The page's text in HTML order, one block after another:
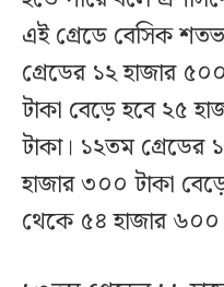
এই গ্রেডে বেসিক
গ্রেডের ১২ হাজার
টাকা বেড়ে হবে ২৫
টাকা। ১২তম
হাজার ৩০০ টাকা
থেকে ৫৪ হাজার ৬০০